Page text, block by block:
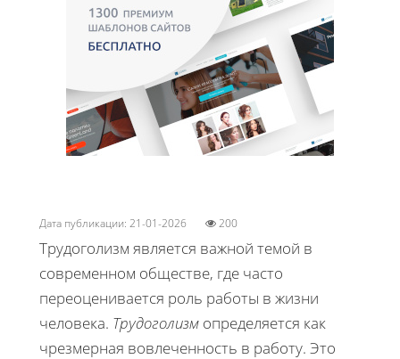
Дата публикации: 21-01-2026 200
Трудоголизм является важной темой в
современном обществе, где часто
переоценивается роль работы в жизни
человека. Трудоголизм определяется как
чрезмерная вовлеченность в работу. Это